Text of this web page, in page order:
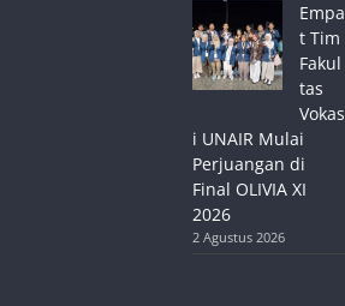
Empa
t Tim
Fakul
tas
Vokas
i UNAIR Mulai
Perjuangan di
Final OLIVIA XI
2026
2 Agustus 2026